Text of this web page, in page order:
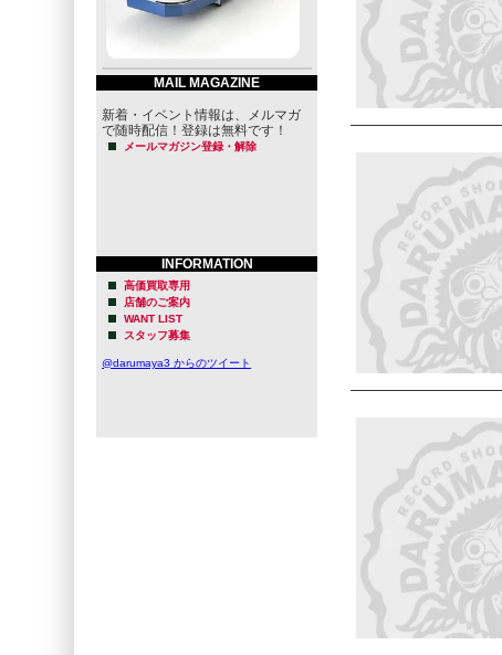
MAIL MAGAZINE
新着・イベント情報は、メルマガ
で随時配信！登録は無料です！
メールマガジン登録・解除
INFORMATION
高価買取専用
店舗のご案内
WANT LIST
スタッフ募集
@darumaya3 からのツイート